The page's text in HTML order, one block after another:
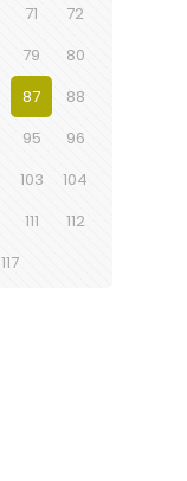
71
72
79
80
87
88
95
96
103
104
111
112
117